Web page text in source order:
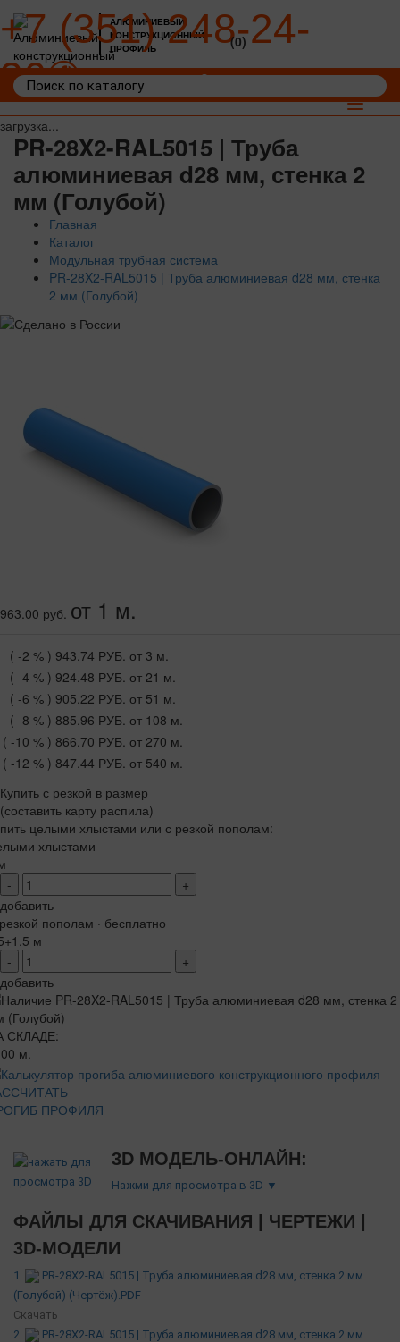
загрузка...
АЛЮМИНИЕВЫЙ
КОНСТРУКЦИОННЫЙ
ПРОФИЛЬ
+7 (351) 248-24-
36
(0)
Toggle
PR-28X2-RAL5015 | Труба
алюминиевая d28 мм, стенка 2
мм (Голубой)
Главная
Каталог
Модульная трубная система
PR-28X2-RAL5015 | Труба алюминиевая d28 мм, стенка
2 мм (Голубой)
963.00 руб. от 1 м.
( -2 % ) 943.74 РУБ. от 3 м.
( -4 % ) 924.48 РУБ. от 21 м.
( -6 % ) 905.22 РУБ. от 51 м.
( -8 % ) 885.96 РУБ. от 108 м.
( -10 % ) 866.70 РУБ. от 270 м.
( -12 % ) 847.44 РУБ. от 540 м.
Купить с резкой в размер
(составить карту распила)
целыми хлыстами или с резкой пополам:
хлыстами
-
+
добавить
пополам · бесплатно
м
-
+
добавить
СКЛАДЕ:
м.
ПРОФИЛЯ
3D МОДЕЛЬ-ОНЛАЙН:
Нажми для просмотра в 3D ▼
ФАЙЛЫ ДЛЯ СКАЧИВАНИЯ | ЧЕРТЕЖИ |
3D-МОДЕЛИ
1.
PR-28X2-RAL5015 | Труба алюминиевая d28 мм, стенка 2 мм
(Голубой) (Чертёж).PDF
Скачать
2.
PR-28X2-RAL5015 | Труба алюминиевая d28 мм, стенка 2 мм